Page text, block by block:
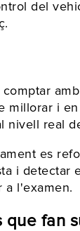
del
millorar i
nivell real
es
i detectar
a l'examen.
que fan